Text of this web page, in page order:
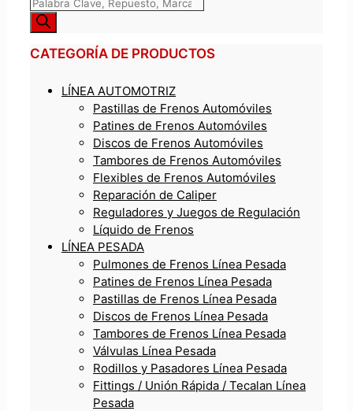
CATEGORÍA DE PRODUCTOS
LÍNEA AUTOMOTRIZ
Pastillas de Frenos Automóviles
Patines de Frenos Automóviles
Discos de Frenos Automóviles
Tambores de Frenos Automóviles
Flexibles de Frenos Automóviles
Reparación de Caliper
Reguladores y Juegos de Regulación
Líquido de Frenos
LÍNEA PESADA
Pulmones de Frenos Línea Pesada
Patines de Frenos Línea Pesada
Pastillas de Frenos Línea Pesada
Discos de Frenos Línea Pesada
Tambores de Frenos Línea Pesada
Válvulas Línea Pesada
Rodillos y Pasadores Línea Pesada
Fittings / Unión Rápida / Tecalan Línea
Pesada